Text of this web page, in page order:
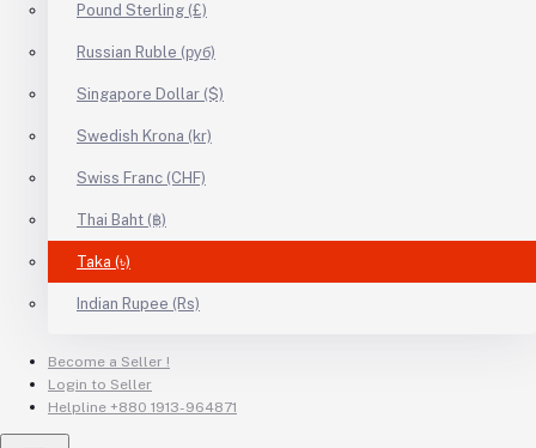
Pound Sterling (£)
Russian Ruble (руб)
Singapore Dollar ($)
Swedish Krona (kr)
Swiss Franc (CHF)
Thai Baht (฿)
Taka (৳)
Indian Rupee (Rs)
Become a Seller !
Login to Seller
Helpline +880 1913-964871